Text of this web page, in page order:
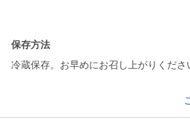
保存方法
冷蔵保存。お早めにお召し上がりくださ